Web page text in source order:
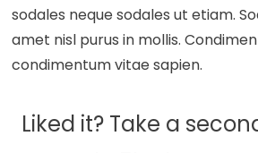
sodales neque sodales ut etiam.
amet nisl purus in mollis.
condimentum vitae sapien.
Liked it? Take a